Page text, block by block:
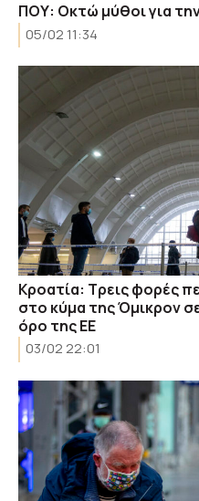
ΠΟΥ: Οκτώ μύθοι για
05/02 11:34
Κροατία: Τρεις φορές
στο κύμα της Όμικρον
όρο της ΕΕ
03/02 22:01